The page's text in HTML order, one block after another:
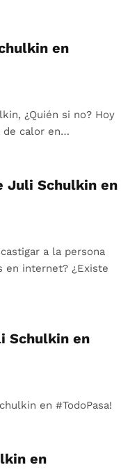
en
¿Quién si no? Hoy
de calor en…
Juli Schulkin en
a la persona
en internet? ¿Existe
Schulkin en
en #TodoPasa!
en